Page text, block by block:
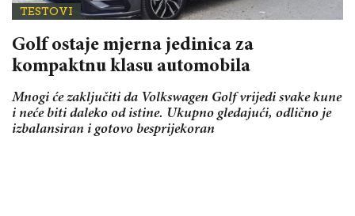
TESTOVI
Golf ostaje mjerna jedinica za
kompaktnu klasu automobila
Mnogi će zaključiti da Volkswagen Golf vrijedi svake kune
i neće biti daleko od istine. Ukupno gledajući, odlično je
izbalansiran i gotovo besprijekoran